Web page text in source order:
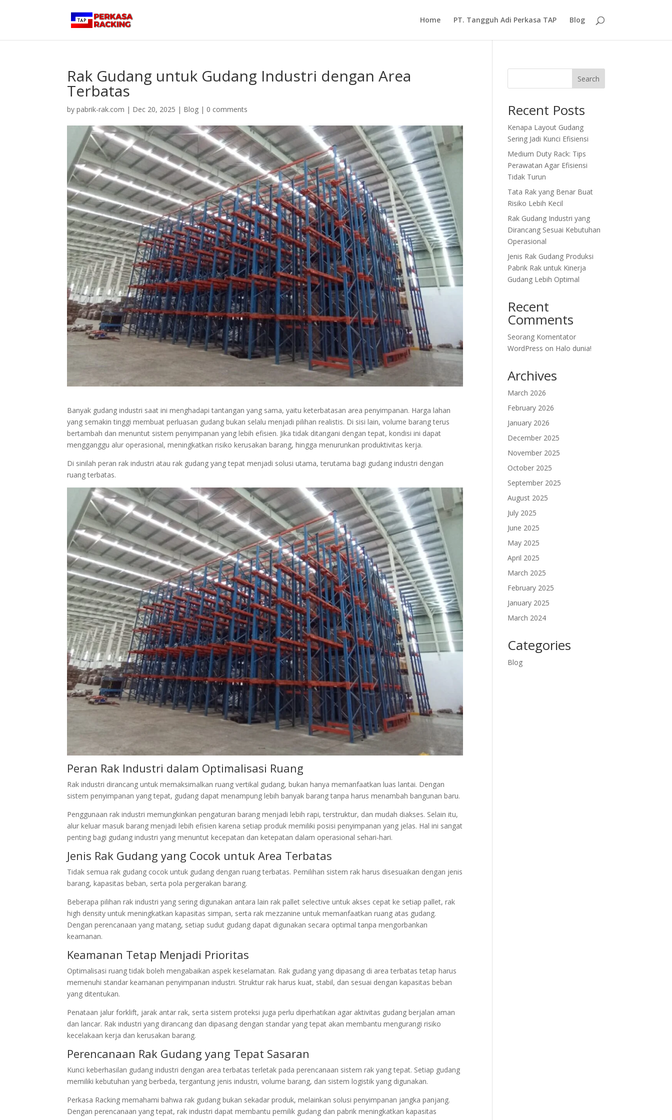
Home PT. Tangguh Adi Perkasa TAP Blog
Rak Gudang untuk Gudang Industri dengan Area
Terbatas
bypabrik-rak.com | Dec 20, 2025 | Blog | 0 comments
Banyak gudang industri saat ini menghadapi tantangan yang sama, yaitu keterbatasan area penyimpanan. Harga lahan
yang semakin tinggi membuat perluasan gudang bukan selalu menjadi pilihan realistis. Di sisi lain, volume barang terus
bertambah dan menuntut sistem penyimpanan yang lebih efisien. Jika tidak ditangani dengan tepat, kondisi ini dapat
mengganggu alur operasional, meningkatkan risiko kerusakan barang, hingga menurunkan produktivitas kerja.
Di sinilah peran rak industri atau rak gudang yang tepat menjadi solusi utama, terutama bagi gudang industri dengan
ruang terbatas.
Peran Rak Industri dalam Optimalisasi Ruang
Rak industri dirancang untuk memaksimalkan ruang vertikal gudang, bukan hanya memanfaatkan luas lantai. Dengan
sistem penyimpanan yang tepat, gudang dapat menampung lebih banyak barang tanpa harus menambah bangunan baru.
Penggunaan rak industri memungkinkan pengaturan barang menjadi lebih rapi, terstruktur, dan mudah diakses. Selain itu,
alur keluar masuk barang menjadi lebih efisien karena setiap produk memiliki posisi penyimpanan yang jelas. Hal ini sangat
penting bagi gudang industri yang menuntut kecepatan dan ketepatan dalam operasional sehari-hari.
Jenis Rak Gudang yang Cocok untuk Area Terbatas
Tidak semua rak gudang cocok untuk gudang dengan ruang terbatas. Pemilihan sistem rak harus disesuaikan dengan jenis
barang, kapasitas beban, serta pola pergerakan barang.
Beberapa pilihan rak industri yang sering digunakan antara lain rak pallet selective untuk akses cepat ke setiap pallet, rak
high density untuk meningkatkan kapasitas simpan, serta rak mezzanine untuk memanfaatkan ruang atas gudang.
Dengan perencanaan yang matang, setiap sudut gudang dapat digunakan secara optimal tanpa mengorbankan
keamanan.
Keamanan Tetap Menjadi Prioritas
Optimalisasi ruang tidak boleh mengabaikan aspek keselamatan. Rak gudang yang dipasang di area terbatas tetap harus
memenuhi standar keamanan penyimpanan industri. Struktur rak harus kuat, stabil, dan sesuai dengan kapasitas beban
yang ditentukan.
Penataan jalur forklift, jarak antar rak, serta sistem proteksi juga perlu diperhatikan agar aktivitas gudang berjalan aman
dan lancar. Rak industri yang dirancang dan dipasang dengan standar yang tepat akan membantu mengurangi risiko
kecelakaan kerja dan kerusakan barang.
Perencanaan Rak Gudang yang Tepat Sasaran
Kunci keberhasilan gudang industri dengan area terbatas terletak pada perencanaan sistem rak yang tepat. Setiap gudang
memiliki kebutuhan yang berbeda, tergantung jenis industri, volume barang, dan sistem logistik yang digunakan.
Perkasa Racking memahami bahwa rak gudang bukan sekadar produk, melainkan solusi penyimpanan jangka panjang.
Dengan perencanaan yang tepat, rak industri dapat membantu pemilik gudang dan pabrik meningkatkan kapasitas
Search
Recent Posts
Kenapa Layout Gudang
Sering Jadi Kunci Efisiensi
Medium Duty Rack: Tips
Perawatan Agar Efisiensi
Tidak Turun
Tata Rak yang Benar Buat
Risiko Lebih Kecil
Rak Gudang Industri yang
Dirancang Sesuai Kebutuhan
Operasional
Jenis Rak Gudang Produksi
Pabrik Rak untuk Kinerja
Gudang Lebih Optimal
Recent
Comments
Seorang Komentator
WordPress on Halo dunia!
Archives
March 2026
February 2026
January 2026
December 2025
November 2025
October 2025
September 2025
August 2025
July 2025
June 2025
May 2025
April 2025
March 2025
February 2025
January 2025
March 2024
Categories
Blog